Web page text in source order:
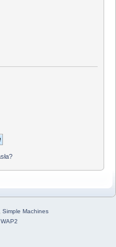
Simple Machines
WAP2